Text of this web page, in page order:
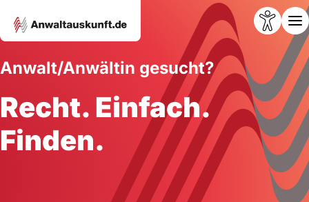
Anwalt/Anwältin gesucht?
Recht. Einfach.
Finden.